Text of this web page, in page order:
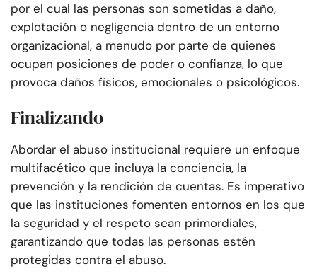
por el cual las personas son sometidas a daño,
explotación o negligencia dentro de un entorno
organizacional, a menudo por parte de quienes
ocupan posiciones de poder o confianza, lo que
provoca daños físicos, emocionales o psicológicos.
Finalizando
Abordar el abuso institucional requiere un enfoque
multifacético que incluya la conciencia, la
prevención y la rendición de cuentas. Es imperativo
que las instituciones fomenten entornos en los que
la seguridad y el respeto sean primordiales,
garantizando que todas las personas estén
protegidas contra el abuso.